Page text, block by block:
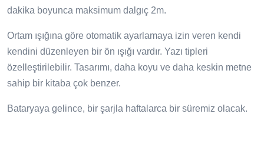
dakika boyunca maksimum dalgıç 2m.
Ortam ışığına göre otomatik ayarlamaya izin veren kendi
kendini düzenleyen bir ön ışığı vardır. Yazı tipleri
özelleştirilebilir. Tasarımı, daha koyu ve daha keskin metne
sahip bir kitaba çok benzer.
Bataryaya gelince, bir şarjla haftalarca bir süremiz olacak.